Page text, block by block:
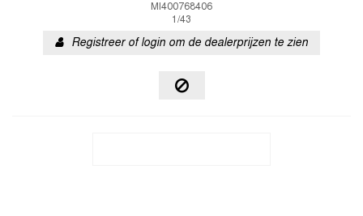
MI400768406
1/43
Registreer of login om de dealerprijzen te zien